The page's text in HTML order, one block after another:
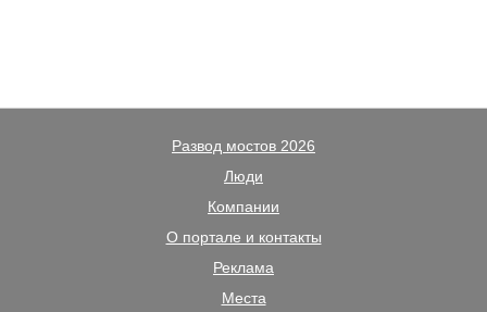
Развод мостов 2026
Люди
Компании
О портале и контакты
Реклама
Места